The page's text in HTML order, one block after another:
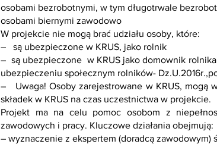
osobami bezrobotnymi, w tym długotrwale
osobami biernymi zawodowo
W projekcie nie mogą brać udziału osoby, które:
– są ubezpieczone w KRUS, jako rolnik
– są ubezpieczone w KRUS jako domownik
ubezpieczeniu społecznym rolników-
– Uwaga! Osoby zarejestrowane w KRUS, mogą
składek w KRUS na czas uczestnictwa w projekcie.
Projekt ma na celu pomoc osobom z
zawodowych i pracy. Kluczowe działania obejmują:
– wyznaczenie z ekspertem (doradcą